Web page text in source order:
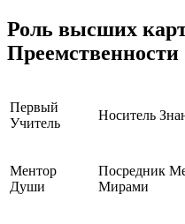
Роль высших
Преемственности
Первый
Учитель
Носитель
Ментор
Души
Посредник
Мирами